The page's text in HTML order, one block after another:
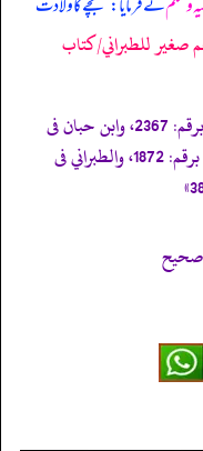
صغير للطبراني/كتاب
برقم: 2367، وابن حبان فى
برقم: 1872، والطبراني فى
صحيح